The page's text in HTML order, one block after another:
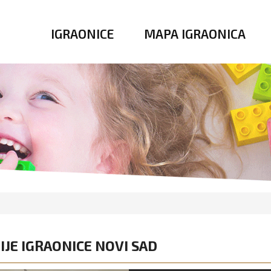
IGRAONICE MAPA IGRAONICA
IGRAONICE NOVI SAD